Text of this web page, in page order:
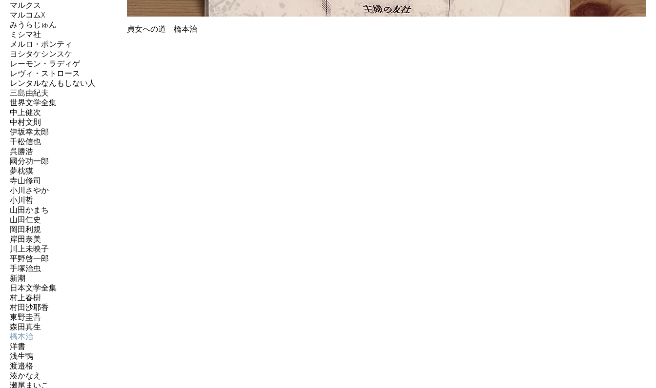
マルクス
マルコムX
みうらじゅん
ミシマ社
メルロ・ポンティ
ヨシタケシンスケ
レーモン・ラディゲ
レヴィ・ストロース
レンタルなんもしない人
三島由紀夫
世界文学全集
中上健次
中村文則
伊坂幸太郎
千松信也
呉勝浩
國分功一郎
夢枕獏
寺山修司
小川さやか
小川哲
山田かまち
山田仁史
岡田利規
岸田奈美
川上未映子
平野啓一郎
手塚治虫
新潮
日本文学全集
村上春樹
村田沙耶香
東野圭吾
森田真生
橋本治
洋書
浅生鴨
渡邉格
湊かなえ
瀬尾まいこ
貞女への道 橋本治